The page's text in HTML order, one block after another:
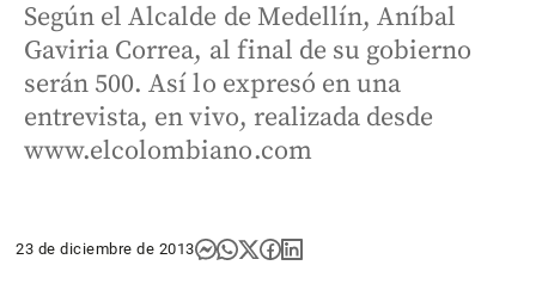
Según el Alcalde de Medellín, Aníbal
Gaviria Correa, al final de su gobierno
serán 500. Así lo expresó en una
entrevista, en vivo, realizada desde
www.elcolombiano.com
23 de diciembre de 2013